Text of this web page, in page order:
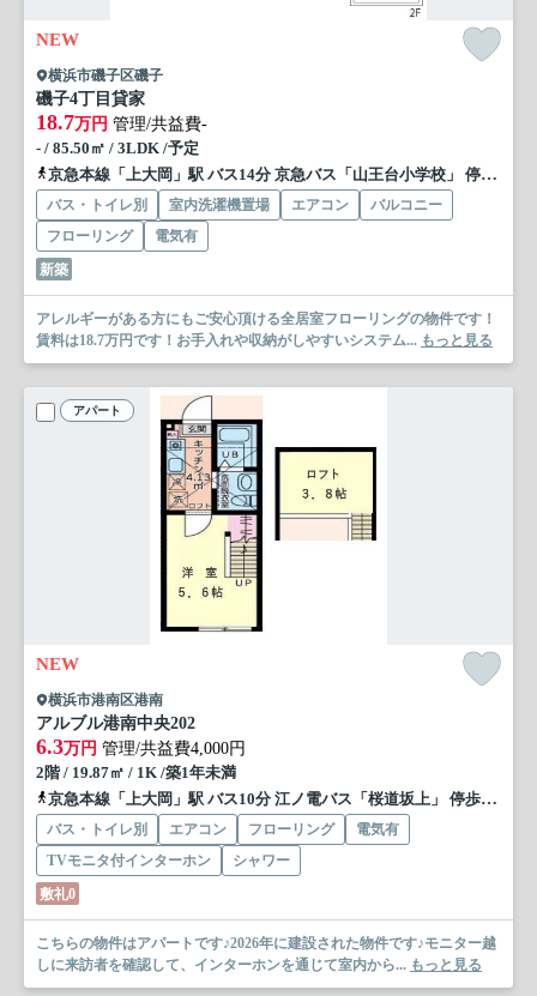
NEW
横浜市磯子区磯子
磯子4丁目貸家
18.7万円 管理/共益費-
- / 85.50㎡ / 3LDK /予定
京急本線「上大岡」駅 バス14分 京急バス「山王台小学校」 停歩7分
バス・トイレ別 室内洗濯機置場 エアコン
バルコニー
フローリング
電気有
新築
アレルギーがある方にもご安心頂ける全居室フローリングの物件です！
賃料は18.7万円です！お手入れや収納がしやすいシステム... もっと見る
アパート
NEW
横浜市港南区港南
アルブル港南中央202
6.3万円 管理/共益費4,000円
2階 / 19.87㎡ / 1K /築1年未満
京急本線「上大岡」駅 バス10分 江ノ電バス「桜道坂上」 停歩2分
バス・トイレ別 エアコン フローリング
電気有
TVモニタ付インターホン
シャワー
敷礼0
こちらの物件はアパートです♪2026年に建設された物件です♪モニター越
しに来訪者を確認して、インターホンを通じて室内から... もっと見る